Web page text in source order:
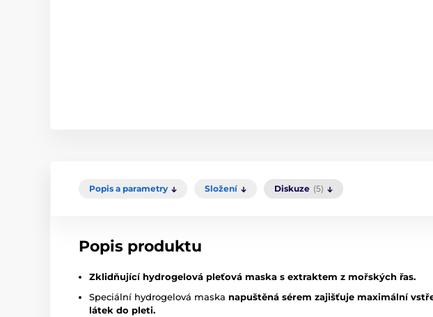
Popis a parametry Složení Diskuze (5)
Popis produktu
Zklidňující hydrogelová pleťová maska s extraktem z mořských řas.
Speciální hydrogelová maska napuštěná sérem zajišťuje maximální
látek do pleti.